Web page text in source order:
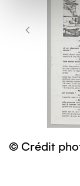
© Crédit